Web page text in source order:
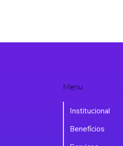
Menu
Institucional
Benefícios